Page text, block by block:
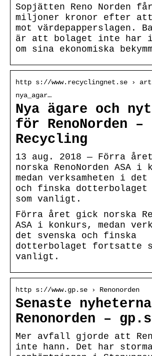
Sopjätten Reno Norden
miljoner kronor efter
mot värdepapperslagen.
är att bolaget inte har
om sina ekonomiska
http s://www.recyclingnet.se ›
nya_agar…
Nya ägare och
för RenoNorden –
Recycling
13 aug. 2018 — Förra
norska RenoNorden ASA i
medan verksamheten i det
och finska
som vanligt.
Förra året gick norska
ASA i konkurs, medan
det svenska och finska
dotterbolaget fortsatte
vanligt.
http s://www.gp.se › Renonorden
Senaste
Renonorden –
Mer avfall gjorde att
inte hann. Det har